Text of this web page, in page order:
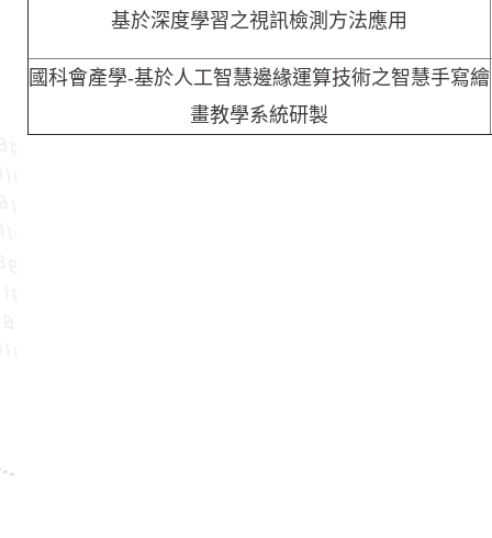
基於深度學習之視訊檢測方法應用
國科會產學-基於人工智慧邊緣運算技術之智慧手寫繪
畫教學系統研製